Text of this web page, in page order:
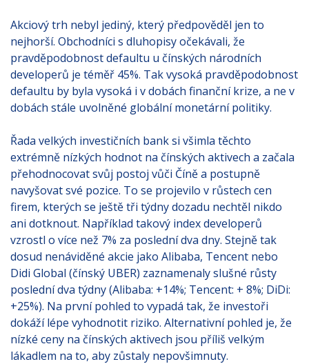
Akciový trh nebyl jediný, který předpověděl jen to
nejhorší. Obchodníci s dluhopisy očekávali, že
pravděpodobnost defaultu u čínských národních
developerů je téměř 45%. Tak vysoká pravděpodobnost
defaultu by byla vysoká i v dobách finanční krize, a ne v
dobách stále uvolněné globální monetární politiky.
Řada velkých investičních bank si všimla těchto
extrémně nízkých hodnot na čínských aktivech a začala
přehodnocovat svůj postoj vůči Číně a postupně
navyšovat své pozice. To se projevilo v růstech cen
firem, kterých se ještě tři týdny dozadu nechtěl nikdo
ani dotknout. Například takový index developerů
vzrostl o více než 7% za poslední dva dny. Stejně tak
dosud nenáviděné akcie jako Alibaba, Tencent nebo
Didi Global (čínský UBER) zaznamenaly slušné růsty
poslední dva týdny (Alibaba: +14%; Tencent: + 8%; DiDi:
+25%). Na první pohled to vypadá tak, že investoři
dokáží lépe vyhodnotit riziko. Alternativní pohled je, že
nízké ceny na čínských aktivech jsou příliš velkým
lákadlem na to, aby zůstaly nepovšimnuty.